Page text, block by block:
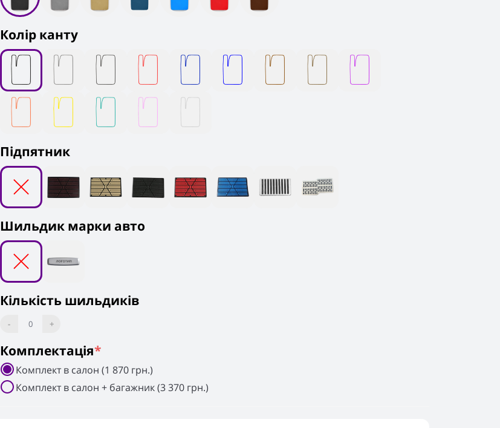
Колір канту
Підпятник
Шильдик марки авто
Кількість шильдиків
- 0 +
Комплектація*
Комплект в салон (1 870 грн.)
Комплект в салон + багажник (3 370 грн.)